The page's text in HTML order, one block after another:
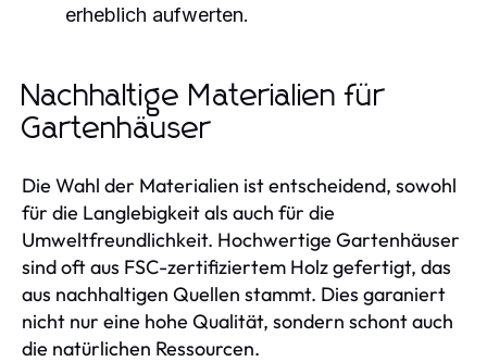
erheblich aufwerten.
Nachhaltige Materialien für
Gartenhäuser
Die Wahl der Materialien ist entscheidend, sowohl
für die Langlebigkeit als auch für die
Umweltfreundlichkeit. Hochwertige Gartenhäuser
sind oft aus FSC-zertifiziertem Holz gefertigt, das
aus nachhaltigen Quellen stammt. Dies garaniert
nicht nur eine hohe Qualität, sondern schont auch
die natürlichen Ressourcen.